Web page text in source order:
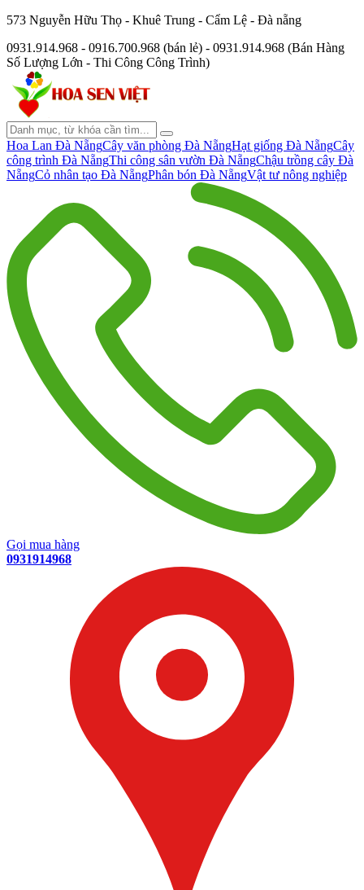
573 Nguyễn Hữu Thọ - Khuê Trung - Cẩm Lệ - Đà nẵng
0931.914.968 - 0916.700.968 (bán lẻ) - 0931.914.968 (Bán Hàng
Số Lượng Lớn - Thi Công Công Trình)
Hoa Lan Đà NẵngCây văn phòng Đà NẵngHạt giống Đà NẵngCây
công trình Đà NẵngThi công sân vườn Đà NẵngChậu trồng cây Đà
NẵngCỏ nhân tạo Đà NẵngPhân bón Đà NẵngVật tư nông nghiệp
Gọi mua hàng
0931914968